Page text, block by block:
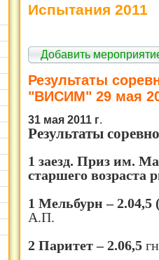
Испытания 2011
Добавить
Результаты
"ВИСИМ" 29 мая
31 мая 2011 г.
Результаты
1 заезд. Приз им.
старшего возраста
1 Мельбурн – 2.04,5
А.П.
2 Паритет – 2.06,5